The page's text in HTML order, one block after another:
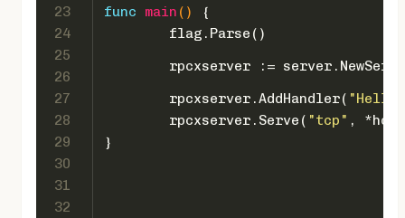
23
24
25
26
27
28
29
30
31
32
func
main ()
{
	flag.Parse()
rpcxserver :=
	rpcxserver.AddHandler(
"Hello"
	rpcxserver.Serve(
"tcp" ,
}